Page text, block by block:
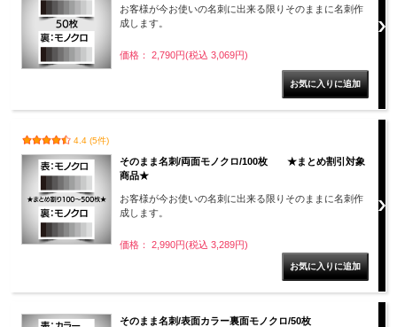
お客様が今お使いの名刺に出来る限りそのままに名刺作
成します。
価格： 2,790円(税込 3,069円)
4.4 (5件)
そのまま名刺/両面モノクロ/100枚 ★まとめ割引対象
商品★
お客様が今お使いの名刺に出来る限りそのままに名刺作
成します。
価格： 2,990円(税込 3,289円)
そのまま名刺/表面カラー裏面モノクロ/50枚